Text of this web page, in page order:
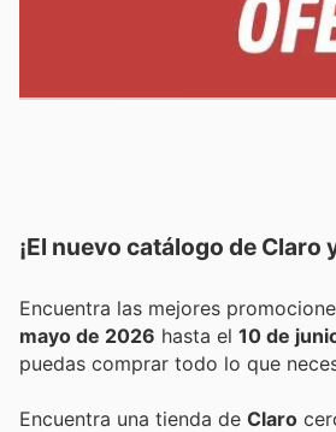
¡El nuevo catálogo de Claro
mayo de 2026 hasta el 10 de
puedas comprar todo lo que
Encuentra una tienda de Claro